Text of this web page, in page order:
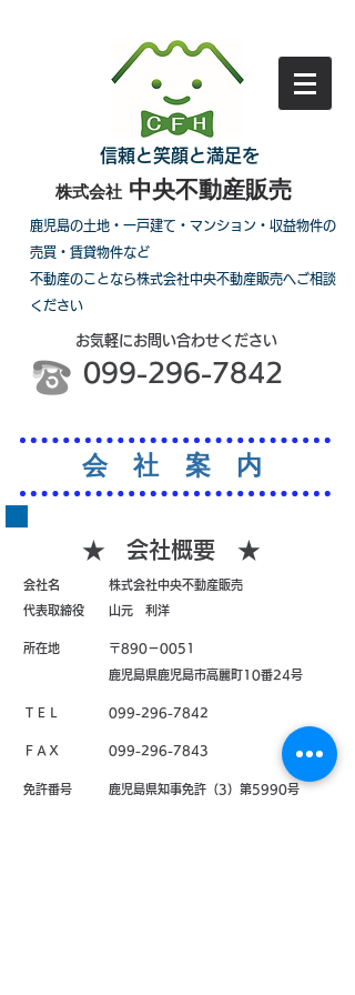
信頼と笑顔と満足を
中央不動産販売
株式会社
鹿児島の土地・一戸建て・マンション・収益物件の
売買・賃貸物件など
不動産のことなら株式会社中央不動産販売へご相談
ください
お気軽にお問い合わせください
099-296-7842
会 社 案 内
★ 会社概要 ★
会社名 株式会社中央不動産販売
代表取締役 山元 利洋
所在地 〒890－0051
鹿児島県鹿児島市高麗町10番24号
ＴＥＬ 099-296-7842
ＦＡＸ 099-296-7843
免許番号 鹿児島県知事免許（3）第5990号